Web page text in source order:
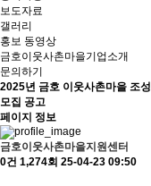
보도자료
갤러리
홍보 동영상
금호이웃사촌마을기업소개
문의하기
2025년 금호 이웃사촌마을 조
모집 공고
페이지 정보
금호이웃사촌마을지원센터
0건 1,274회 25-04-23 09:50